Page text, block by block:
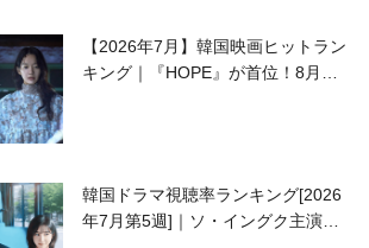
【2026年7月】韓国映画ヒットラン
キング｜『HOPE』が首位！8月公
韓国ドラマ視聴率ランキング[2026
年7月第5週]｜ソ・イングク主演の